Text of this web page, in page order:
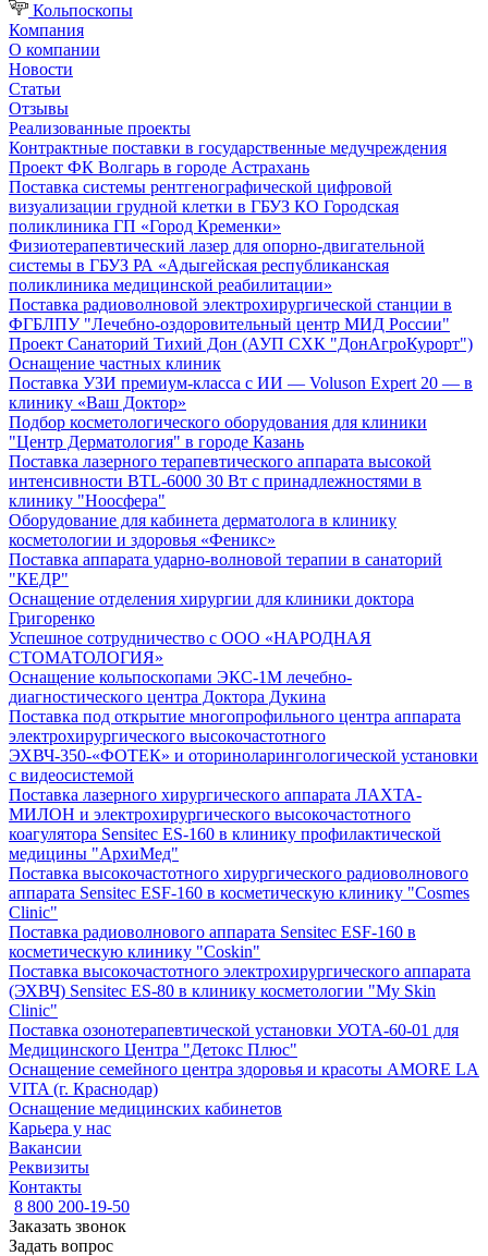
Кольпоскопы
Компания
О компании
Новости
Статьи
Отзывы
Реализованные проекты
Контрактные поставки в государственные медучреждения
Проект ФК Волгарь в городе Астрахань
Поставка системы рентгенографической цифровой
визуализации грудной клетки в ГБУЗ КО Городская
поликлиника ГП «Город Кременки»
Физиотерапевтический лазер для опорно-двигательной
системы в ГБУЗ РА «Адыгейская республиканская
поликлиника медицинской реабилитации»
Поставка радиоволновой электрохирургической станции в
ФГБЛПУ "Лечебно-оздоровительный центр МИД России"
Проект Санаторий Тихий Дон (АУП СХК "ДонАгроКурорт")
Оснащение частных клиник
Поставка УЗИ премиум-класса с ИИ — Voluson Expert 20 — в
клинику «Ваш Доктор»
Подбор косметологического оборудования для клиники
"Центр Дерматология" в городе Казань
Поставка лазерного терапевтического аппарата высокой
интенсивности BTL-6000 30 Вт с принадлежностями в
клинику "Ноосфера"
Оборудование для кабинета дерматолога в клинику
косметологии и здоровья «Феникс»
Поставка аппарата ударно-волновой терапии в санаторий
"КЕДР"
Оснащение отделения хирургии для клиники доктора
Григоренко
Успешное сотрудничество с ООО «НАРОДНАЯ
СТОМАТОЛОГИЯ»
Оснащение кольпоскопами ЭКС-1М лечебно-
диагностического центра Доктора Дукина
Поставка под открытие многопрофильного центра аппарата
электрохирургического высокочастотного
ЭХВЧ-350-«ФОТЕК» и оториноларингологической установки
с видеосистемой
Поставка лазерного хирургического аппарата ЛАХТА-
МИЛОН и электрохирургического высокочастотного
коагулятора Sensitec ES-160 в клинику профилактической
медицины "АрхиМед"
Поставка высокочастотного хирургического радиоволнового
аппарата Sensitec ESF-160 в косметическую клинику "Cosmes
Clinic"
Поставка радиоволнового аппарата Sensitec ESF-160 в
косметическую клинику "Coskin"
Поставка высокочастотного электрохирургического аппарата
(ЭХВЧ) Sensitec ES-80 в клинику косметологии "My Skin
Clinic"
Поставка озонотерапевтической установки УОТА-60-01 для
Медицинского Центра "Детокс Плюс"
Оснащение семейного центра здоровья и красоты AMORE LA
VITA (г. Краснодар)
Оснащение медицинских кабинетов
Карьера у нас
Вакансии
Реквизиты
Контакты
8 800 200-19-50
Заказать звонок
Задать вопрос